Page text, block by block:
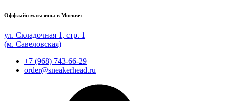
Оффлайн магазины в Москве:
ул. Складочная 1, стр. 1
(м. Савеловская)
+7 (968) 743-66-29
order@sneakerhead.ru